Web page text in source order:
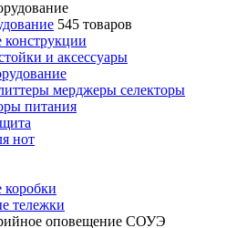
545 товаров
и аксесcуары
мерджеры селекторы
питания
нот
коробки
тележки